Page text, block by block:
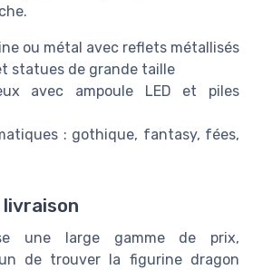
ou métal avec reflets métallisés
statues de grande taille
avec ampoule LED et piles
: gothique, fantasy, fées,
une large gamme de prix,
de trouver la figurine dragon